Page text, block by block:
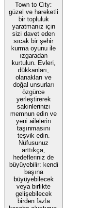
Town to City:
güzel ve hareketli
bir topluluk
yaratmanız için
sizi davet eden
sıcak bir şehir
kurma oyunu ile
ızgaradan
kurtulun. Evleri,
dükkanları,
olanakları ve
doğal unsurları
özgürce
yerleştirerek
sakinlerinizi
memnun edin ve
yeni ailelerin
taşınmasını
teşvik edin.
Nüfusunuz
arttıkça,
hedefleriniz de
büyüyebilir: kendi
başına
büyüyebilecek
veya birlikte
gelişebilecek
birden fazla